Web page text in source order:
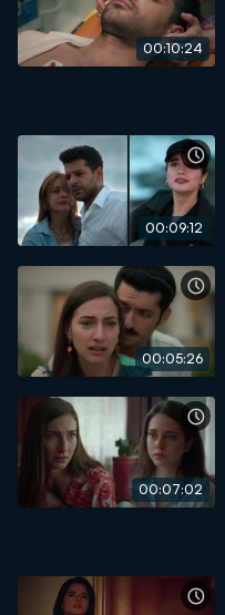
00:10:24
00:09:12
00:05:26
00:07:02